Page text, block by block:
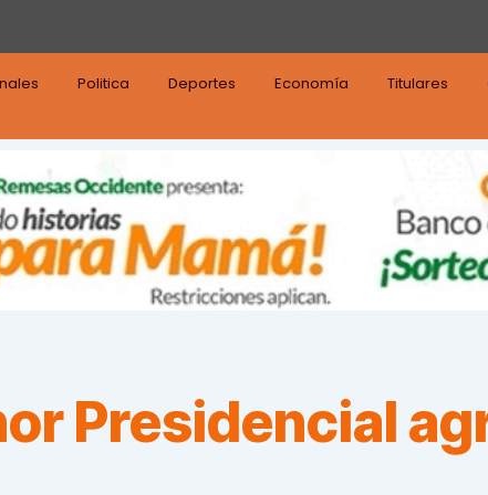
Politica Deportes Economía Titulares
Presidencial